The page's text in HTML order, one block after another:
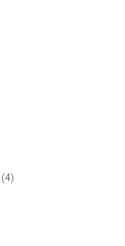
(4)